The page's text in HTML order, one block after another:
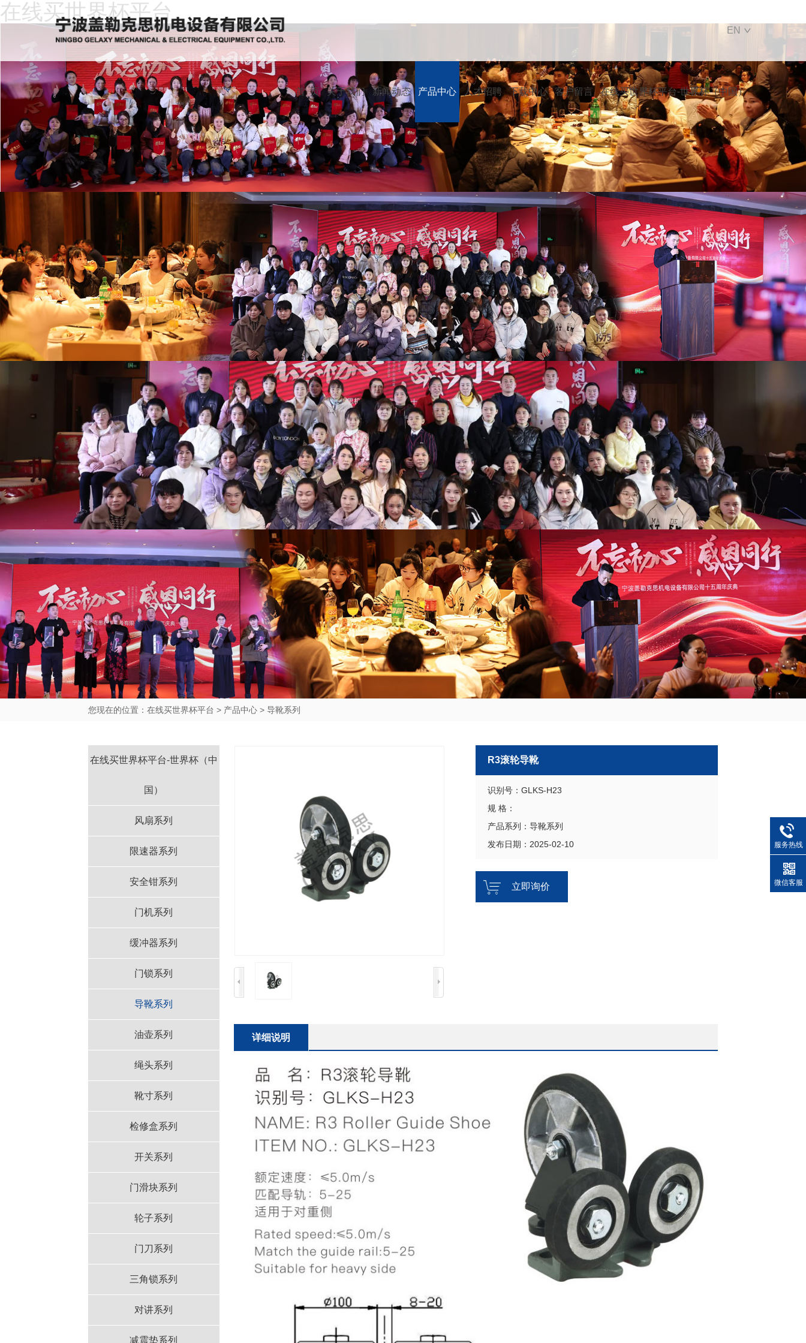
在线买世界杯平台
EN
首 页 关于我们 新闻动态 产品中心 人才招聘 下载中心 客户留言 在线买世界杯平台-世界杯（中国）
在
世
杯
我
闻
态
产
中
才
聘
下
中
言
买
世
界
杯
杯
（中
国）
您现在的位置： 在线买世界杯平台 > 产品中心 > 导靴系列
在线买世界杯平台-世界杯（中
国）
风扇系列
限速器系列
安全钳系列
门机系列
缓冲器系列
门锁系列
导靴系列
油壶系列
绳头系列
靴寸系列
检修盒系列
开关系列
门滑块系列
轮子系列
门刀系列
三角锁系列
对讲系列
减震垫系列
R3滚轮导靴
识别号：GLKS-H23
规 格：
产品系列：导靴系列
发布日期：2025-02-10
立即询价
详细说明
服务热线
微信客服